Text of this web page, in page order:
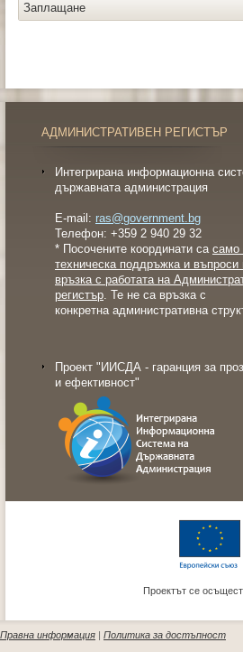
Заплащане
АДМИНИСТРАТИВЕН РЕГИСТЪР
Интегрирана информационна
държавната администрация
E-mail: ras@government.bg
Телефон: +359 2 940 29 32
* Посочените координати са само
техническа поддръжка и въпроси
връзка с работата на
регистър. Те не са връзка с
конкретна административна
Проект "ИИСДА - гаранция за
и ефективност"
Проектът се
Правна информация | Политика за достъпност